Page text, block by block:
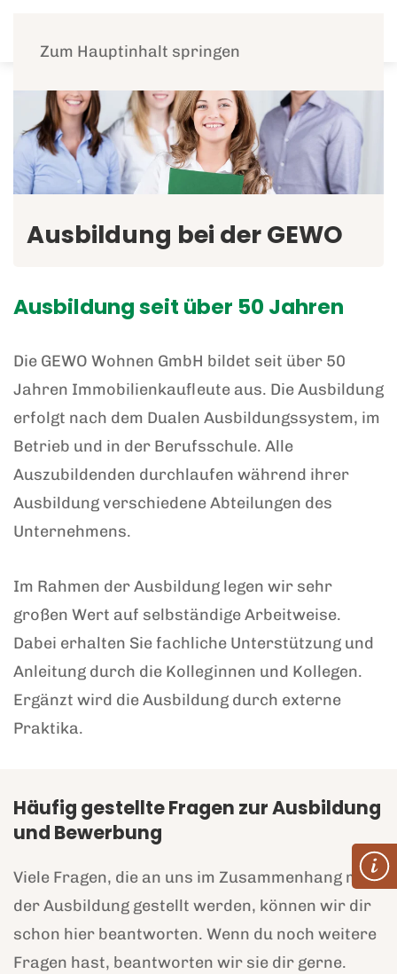
Zum Hauptinhalt springen
Ausbildung bei der GEWO
Ausbildung seit über 50 Jahren
Die GEWO Wohnen GmbH bildet seit über 50
Jahren Immobilienkaufleute aus. Die Ausbildung
erfolgt nach dem Dualen Ausbildungssystem, im
Betrieb und in der Berufsschule. Alle
Auszubildenden durchlaufen während ihrer
Ausbildung verschiedene Abteilungen des
Unternehmens.
Im Rahmen der Ausbildung legen wir sehr
großen Wert auf selbständige Arbeitweise.
Dabei erhalten Sie fachliche Unterstützung und
Anleitung durch die Kolleginnen und Kollegen.
Ergänzt wird die Ausbildung durch externe
Praktika.
Häufig gestellte Fragen zur Ausbildung
und Bewerbung
Viele Fragen, die an uns im Zusammenhang mit
der Ausbildung gestellt werden, können wir dir
schon hier beantworten. Wenn du noch weitere
Fragen hast, beantworten wir sie dir gerne.